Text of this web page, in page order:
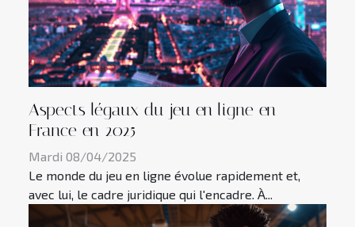
Aspects légaux du jeu en ligne en
France en 2025
Mardi 08/04/2025
Le monde du jeu en ligne évolue rapidement et,
avec lui, le cadre juridique qui l'encadre. À...